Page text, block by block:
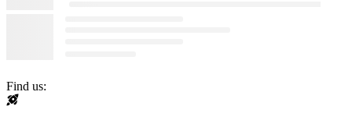
Find us: